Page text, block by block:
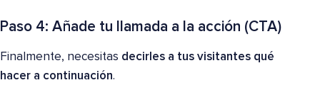
Paso 4: Añade tu llamada a la acción (CTA)
Finalmente, necesitas decirles a tus visitantes qué
hacer a continuación.